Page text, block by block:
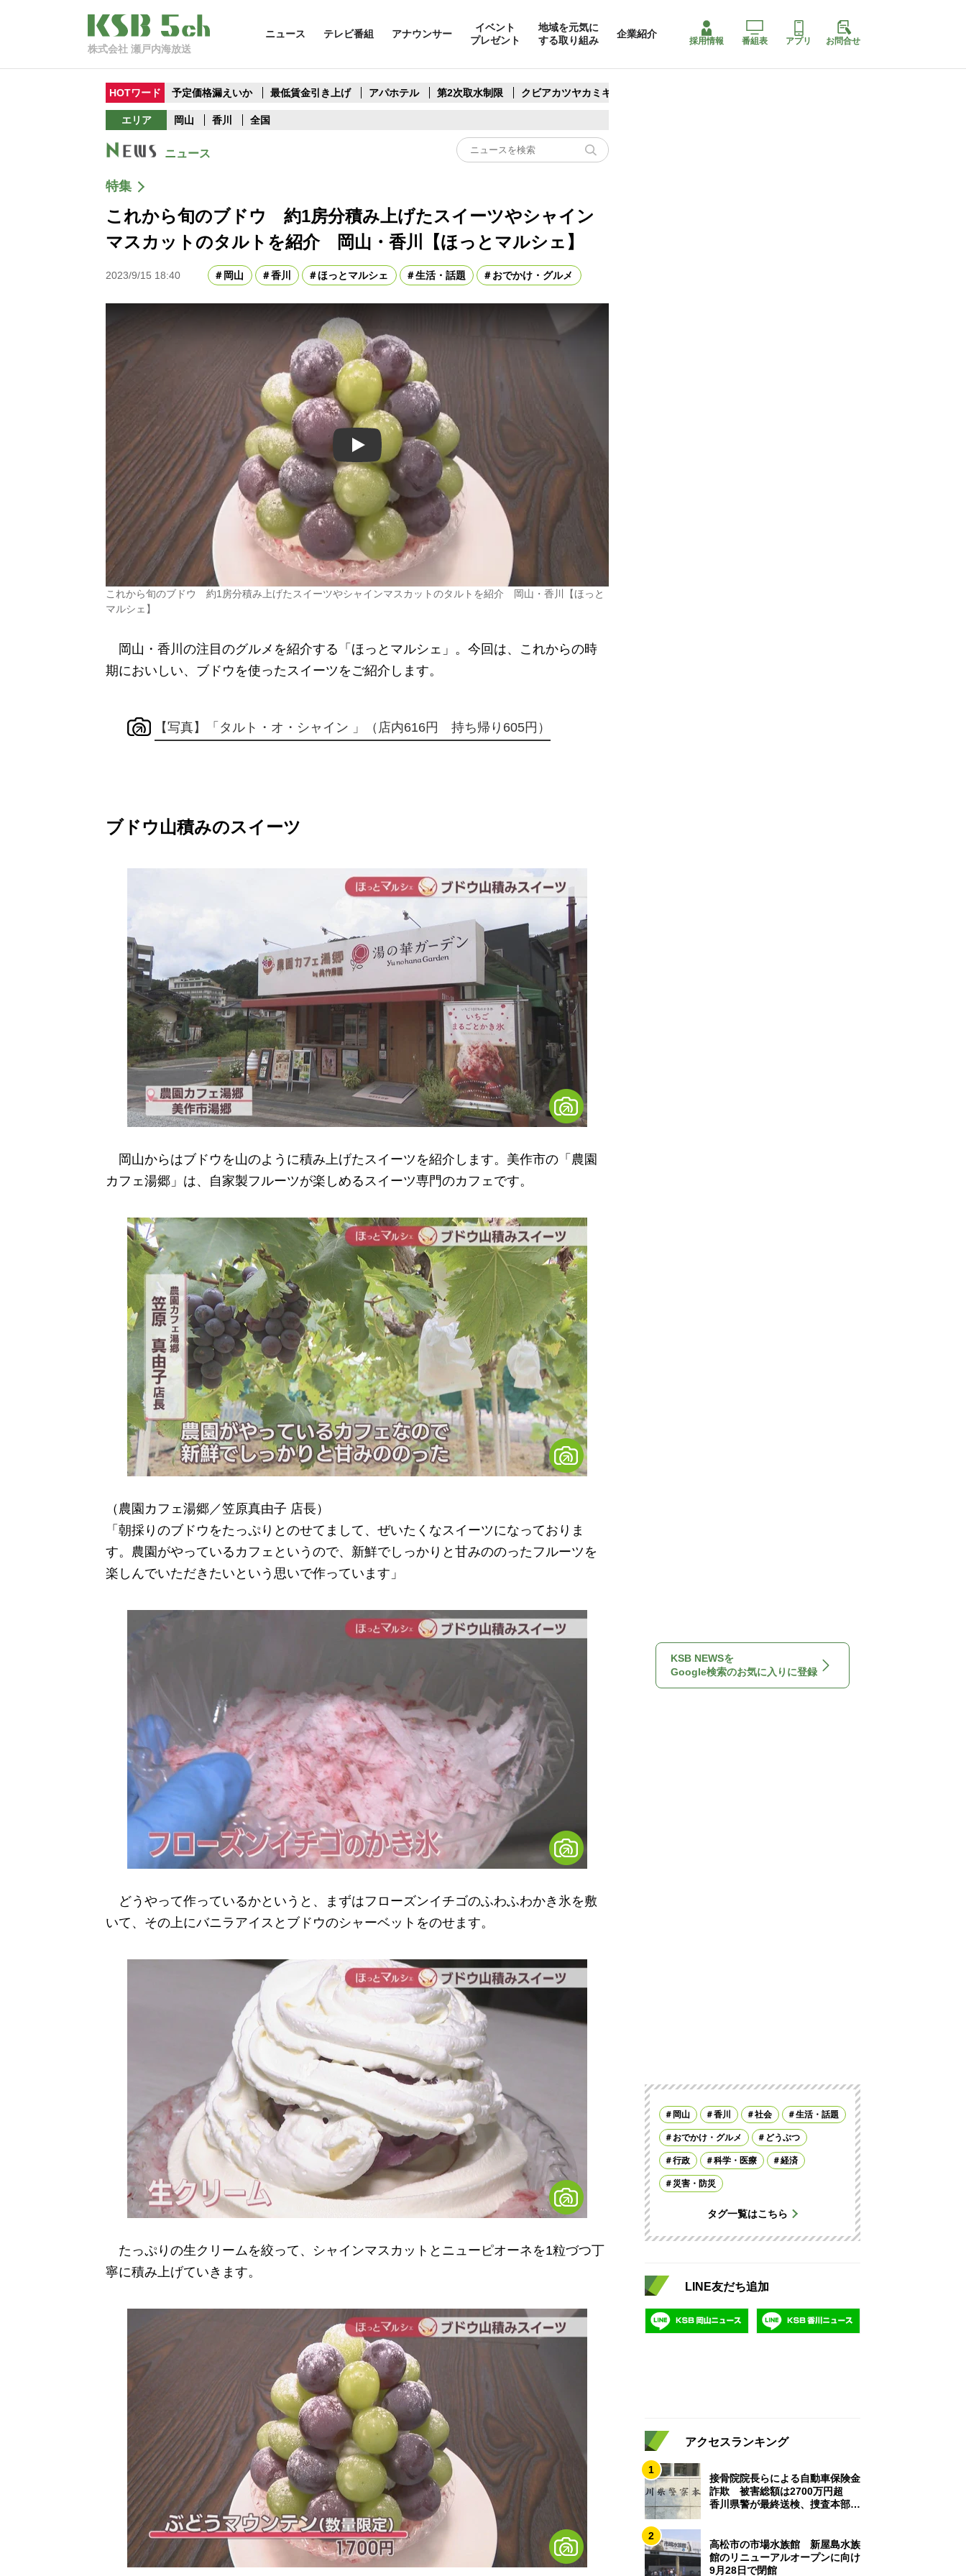
株式会社 瀬戸内海放送
ニュース テレビ番組 アナウンサー
イベント
プレゼント
地域を元気に
する取り組み
企業紹介
採用情報 番組表 アプリ お問合せ
HOTワード 予定価格漏えいか 最低賃金引き上げ アパホテル 第2次取水制限 クビアカツヤカミキリ
エリア 岡山 香川 全国
ニュース
特集
これから旬のブドウ 約1房分積み上げたスイーツやシャイン
マスカットのタルトを紹介 岡山・香川【ほっとマルシェ】
2023/9/15 18:40 岡山 香川 ほっとマルシェ 生活・話題 おでかけ・グルメ
Play
これから旬のブドウ 約1房分積み上げたスイーツやシャインマスカットのタルトを紹介 岡山・香川【ほっと
マルシェ】
岡山・香川の注目のグルメを紹介する「ほっとマルシェ」。今回は、これからの時
期においしい、ブドウを使ったスイーツをご紹介します。
【写真】「タルト・オ・シャイン 」（店内616円 持ち帰り605円）
ブドウ山積みのスイーツ
岡山からはブドウを山のように積み上げたスイーツを紹介します。美作市の「農園
カフェ湯郷」は、自家製フルーツが楽しめるスイーツ専門のカフェです。
（農園カフェ湯郷／笠原真由子 店長）
「朝採りのブドウをたっぷりとのせてまして、ぜいたくなスイーツになっておりま
す。農園がやっているカフェというので、新鮮でしっかりと甘みののったフルーツを
楽しんでいただきたいという思いで作っています」
どうやって作っているかというと、まずはフローズンイチゴのふわふわかき氷を敷
いて、その上にバニラアイスとブドウのシャーベットをのせます。
たっぷりの生クリームを絞って、シャインマスカットとニューピオーネを1粒づつ丁
寧に積み上げていきます。
KSB NEWSを
Google検索のお気に入りに登録
岡山 香川 社会 生活・話題
おでかけ・グルメ どうぶつ
行政 科学・医療 経済
災害・防災
タグ一覧はこちら
LINE友だち追加
アクセスランキング
1
接骨院院長らによる自動車保険金
詐欺 被害総額は2700万円超
香川県警が最終送検、捜査本部解
2
高松市の市場水族館 新屋島水族
館のリニューアルオープンに向け
9月28日で閉館